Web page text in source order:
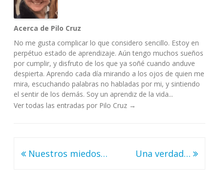
Acerca de Pilo Cruz
No me gusta complicar lo que considero sencillo. Estoy en
perpétuo estado de aprendizaje. Aún tengo muchos sueños
por cumplir, y disfruto de los que ya soñé cuando anduve
despierta. Aprendo cada día mirando a los ojos de quien me
mira, escuchando palabras no habladas por mi, y sintiendo
el sentir de los demás. Soy un aprendiz de la vida...
Ver todas las entradas por Pilo Cruz →
Navegación
Nuestros miedos… Una verdad…